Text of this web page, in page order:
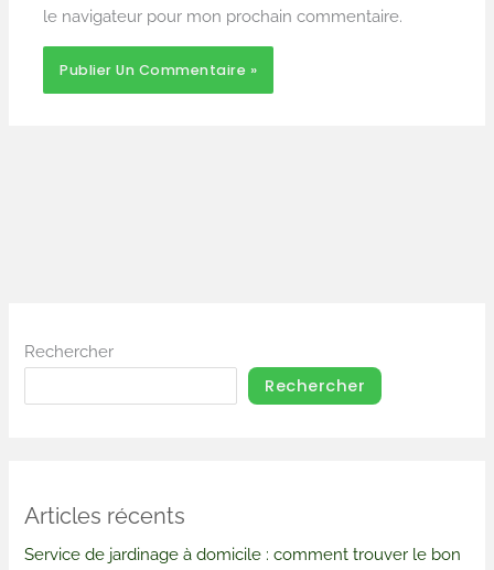
le navigateur pour mon prochain commentaire.
Rechercher
Rechercher
Articles récents
Service de jardinage à domicile : comment trouver le bon